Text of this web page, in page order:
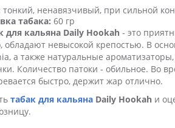
тонкий, ненавязчивый, при сильной
табака: 60 гр
для кальяна Daily Hookah - это
обладают невысокой крепостью. В
а также натуральные
Количество патоки - обильное. Во
быстро, держит жар отлично.
табак для кальяна Daily Hookah и